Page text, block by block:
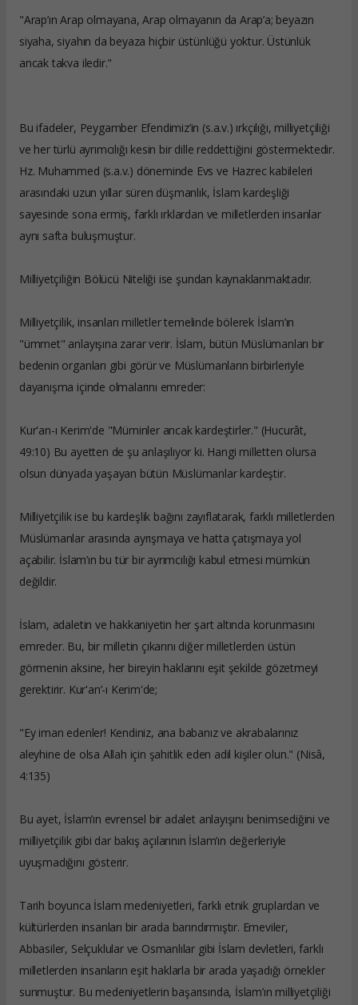
"Arap’ın Arap olmayana, Arap olmayanın da Arap’a; beyazın
siyaha, siyahın da beyaza hiçbir üstünlüğü yoktur. Üstünlük
ancak takva iledir."
Bu ifadeler, Peygamber Efendimiz’in (s.a.v.) ırkçılığı, milliyetçiliği
ve her türlü ayrımcılığı kesin bir dille reddettiğini göstermektedir.
Hz. Muhammed (s.a.v.) döneminde Evs ve Hazrec kabileleri
arasındaki uzun yıllar süren düşmanlık, İslam kardeşliği
sayesinde sona ermiş, farklı ırklardan ve milletlerden insanlar
aynı safta buluşmuştur.
Milliyetçiliğin Bölücü Niteliği ise şundan kaynaklanmaktadır.
Milliyetçilik, insanları milletler temelinde bölerek İslam’ın
"ümmet" anlayışına zarar verir. İslam, bütün Müslümanları bir
bedenin organları gibi görür ve Müslümanların birbirleriyle
dayanışma içinde olmalarını emreder:
Kur'an-ı Kerim'de "Müminler ancak kardeştirler." (Hucurât,
49:10) Bu ayetten de şu anlaşılıyor ki. Hangi milletten olursa
olsun dünyada yaşayan bütün Müslümanlar kardeştir.
Milliyetçilik ise bu kardeşlik bağını zayıflatarak, farklı milletlerden
Müslümanlar arasında ayrışmaya ve hatta çatışmaya yol
açabilir. İslam’ın bu tür bir ayrımcılığı kabul etmesi mümkün
değildir.
İslam, adaletin ve hakkaniyetin her şart altında korunmasını
emreder. Bu, bir milletin çıkarını diğer milletlerden üstün
görmenin aksine, her bireyin haklarını eşit şekilde gözetmeyi
gerektirir. Kur'an’-ı Kerim'de;
"Ey iman edenler! Kendiniz, ana babanız ve akrabalarınız
aleyhine de olsa Allah için şahitlik eden adil kişiler olun." (Nisâ,
4:135)
Bu ayet, İslam’ın evrensel bir adalet anlayışını benimsediğini ve
milliyetçilik gibi dar bakış açılarının İslam’ın değerleriyle
uyuşmadığını gösterir.
Tarih boyunca İslam medeniyetleri, farklı etnik gruplardan ve
kültürlerden insanları bir arada barındırmıştır. Emeviler,
Abbasiler, Selçuklular ve Osmanlılar gibi İslam devletleri, farklı
milletlerden insanların eşit haklarla bir arada yaşadığı örnekler
sunmuştur. Bu medeniyetlerin başarısında, İslam’ın milliyetçiliği